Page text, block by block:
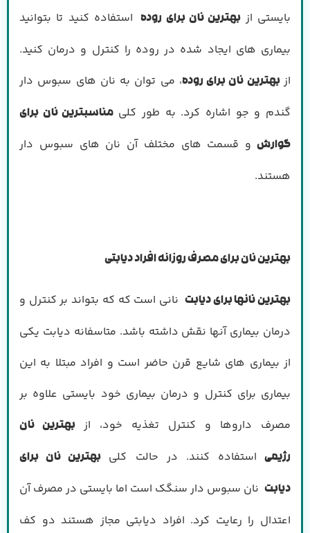
بایستی از بهترین نان برای روده استفاده کنید تا بتوانید
بیماری های ایجاد شده در روده را کنترل و درمان کنید.
ازبهترین نان برای روده، می توان به نان های سبوس دار
گندم و جو اشاره کرد. به طور کلی مناسبترین نان برای
گوارش و قسمت های مختلف آن نان های سبوس دار
هستند.
بهترین نان برای مصرف روزانه افراد دیابتی
بهترین نانها برای دیابت نانی است که که بتواند بر کنترل و
درمان بیماری آنها نقش داشته باشد. متاسفانه دیابت یکی
از بیماری های شایع قرن حاضر است و افراد مبتلا به این
بیماری برای کنترل و درمان بیماری خود بایستی علاوه بر
مصرف داروها و کنترل تغذیه خود، از بهترین نان
رژیمی استفاده کنند. در حالت کلی بهترین نان برای
دیابت نان سبوس دار سنگک است اما بایستی در مصرف آن
اعتدال را رعایت کرد. افراد دیابتی مجاز هستند دو کف